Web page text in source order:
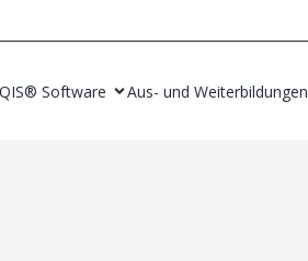
Software Aus- und Weiterbildungen